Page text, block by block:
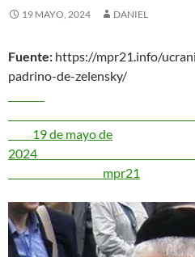
19 MAYO, 2024 DANIEL
Fuente: https://mpr21.info/
padrino-de-
19 de mayo de
mpr21